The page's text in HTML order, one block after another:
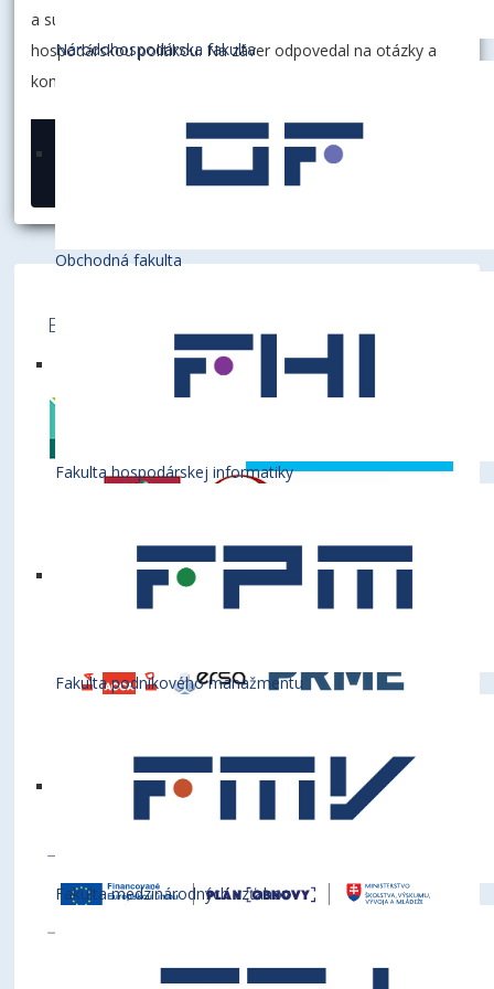
Národohospodárska fakulta
Obchodná fakulta
Fakulta hospodárskej informatiky
Fakulta podnikového manažmentu
Fakulta medzinárodných vzťahov
a súčasnosťou Švajčiarska, jeho domácou, zahraničnou a
hospodárskou politikou. Na záver odpovedal na otázky a
komentáre študentov.
Ekonomická univerzita v Bratislave je členom
týchto medzinárodných inštitúcií